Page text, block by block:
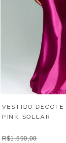
VESTIDO DECOTE
PINK SOLLAR
R$1.590,00